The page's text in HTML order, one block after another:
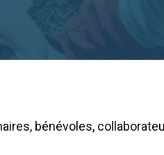
bénévoles,